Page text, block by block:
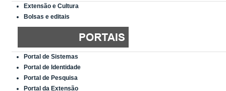
Extensão e Cultura
Bolsas e editais
Portal de Sistemas
Portal de Identidade
Portal de Pesquisa
Portal da Extensão